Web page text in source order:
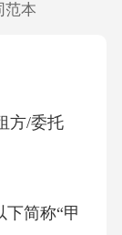
范本
方/委托
简称“甲